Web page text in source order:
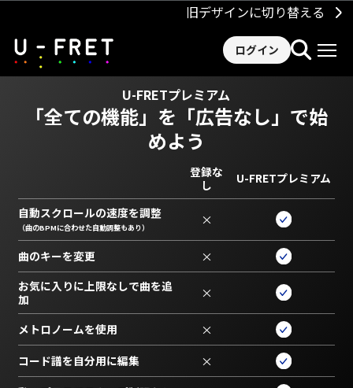
旧デザインに切り替える
ログイン
U-FRETプレミアム
「全ての機能」を 「広告なし」で始
めよう
登録な
し
U-FRETプレミアム
自動スクロールの速度を調整
（曲のBPMに合わせた自動調整もあり） ×
曲のキーを変更 ×
お気に入りに上限なしで曲を追
加
×
メトロノームを使用 ×
コード譜を自分用に編集 ×